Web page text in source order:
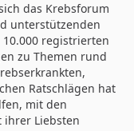
das Krebsforum
unterstützenden
registrierten
zu Themen rund
Ratschlägen hat
mit den
ihrer Liebsten